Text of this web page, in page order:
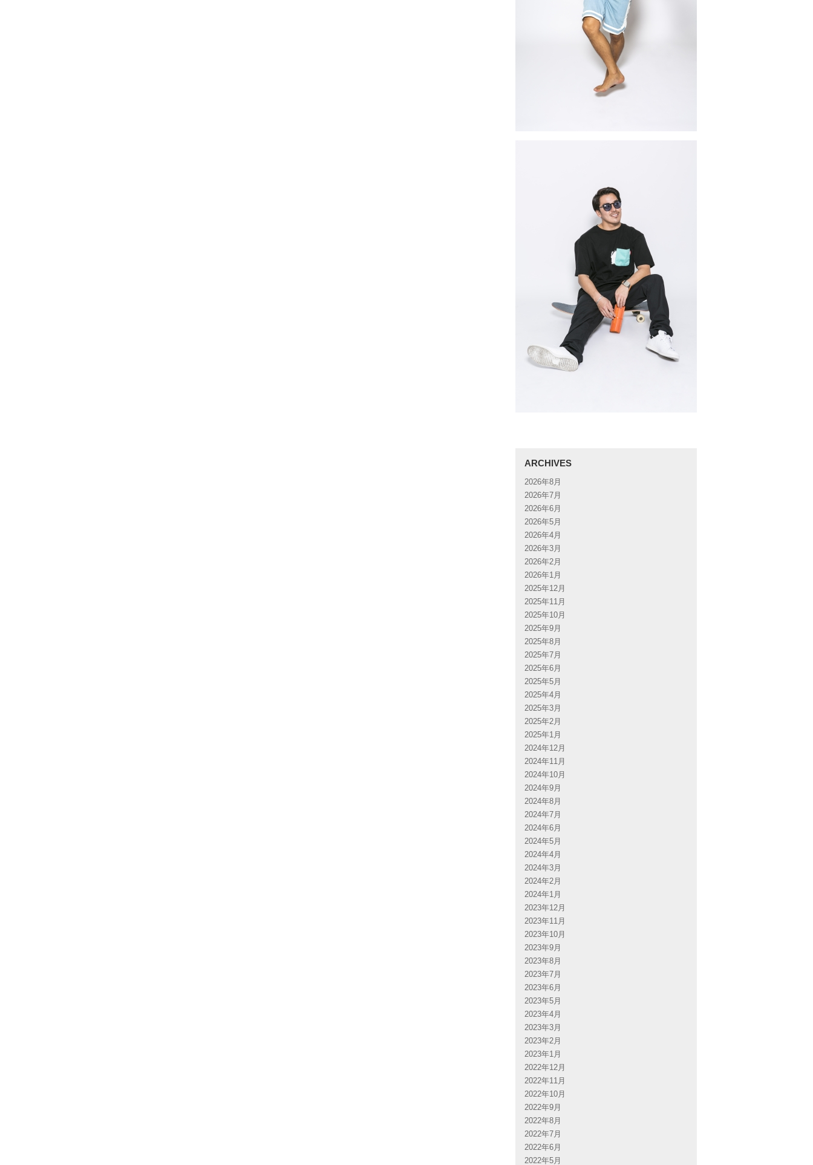
ARCHIVES
2026年8月
2026年7月
2026年6月
2026年5月
2026年4月
2026年3月
2026年2月
2026年1月
2025年12月
2025年11月
2025年10月
2025年9月
2025年8月
2025年7月
2025年6月
2025年5月
2025年4月
2025年3月
2025年2月
2025年1月
2024年12月
2024年11月
2024年10月
2024年9月
2024年8月
2024年7月
2024年6月
2024年5月
2024年4月
2024年3月
2024年2月
2024年1月
2023年12月
2023年11月
2023年10月
2023年9月
2023年8月
2023年7月
2023年6月
2023年5月
2023年4月
2023年3月
2023年2月
2023年1月
2022年12月
2022年11月
2022年10月
2022年9月
2022年8月
2022年7月
2022年6月
2022年5月